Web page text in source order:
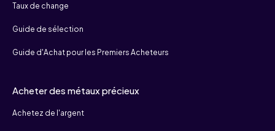
Taux de change
Guide de sélection
Guide d'Achat pour les Premiers Acheteurs
Acheter des métaux précieux
Achetez de l'argent